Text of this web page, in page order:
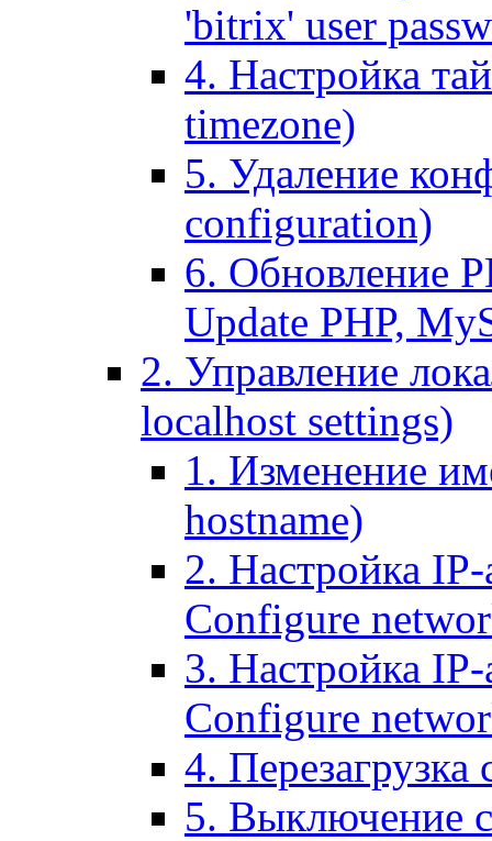
'bitrix' user
4. Настройка
timezone)
5. Удаление
configuration)
6. Обновление
Update PHP,
2. Управление
localhost settings)
1. Изменение
hostname)
2. Настройка IP-
Configure
3. Настройка
Configure
4. Перезагрузка
5. Выключение